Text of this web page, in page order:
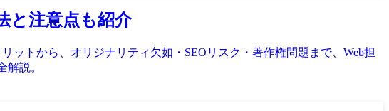
と注意点も紹介
トから、オリジナリティ欠如・SEOリスク・著作権問題まで、Web担
説。